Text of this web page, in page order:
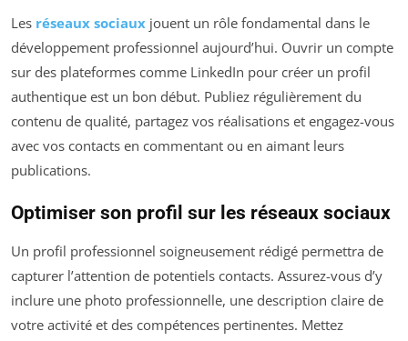
Les réseaux sociaux jouent un rôle fondamental dans le
développement professionnel aujourd’hui. Ouvrir un compte
sur des plateformes comme LinkedIn pour créer un profil
authentique est un bon début. Publiez régulièrement du
contenu de qualité, partagez vos réalisations et engagez-vous
avec vos contacts en commentant ou en aimant leurs
publications.
Optimiser son profil sur les réseaux sociaux
Un profil professionnel soigneusement rédigé permettra de
capturer l’attention de potentiels contacts. Assurez-vous d’y
inclure une photo professionnelle, une description claire de
votre activité et des compétences pertinentes. Mettez